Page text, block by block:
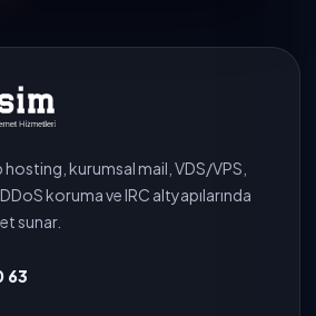
kurumsal mail, VDS/VPS,
koruma ve IRC altyapılarında
sunar.
63